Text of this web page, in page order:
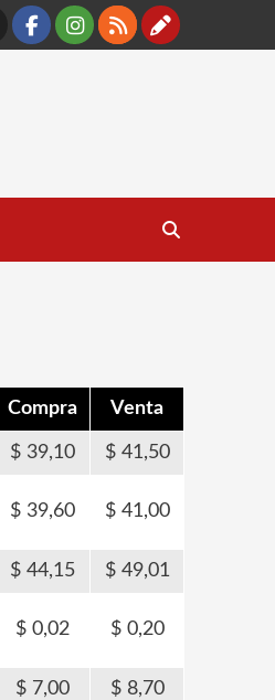
Facebook
Instagram
RSS
Compra Venta
39,10 41,50
39,60 41,00
44,15 49,01
0,02 0,20
7,00 8,70